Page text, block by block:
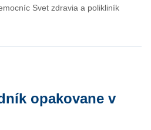
Svet zdravia a polikliník
opakovane v